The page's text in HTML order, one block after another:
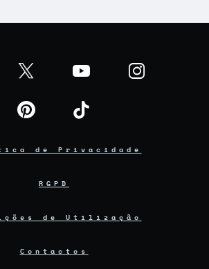
de Privacidade
RGPD
de Utilização
Contactos